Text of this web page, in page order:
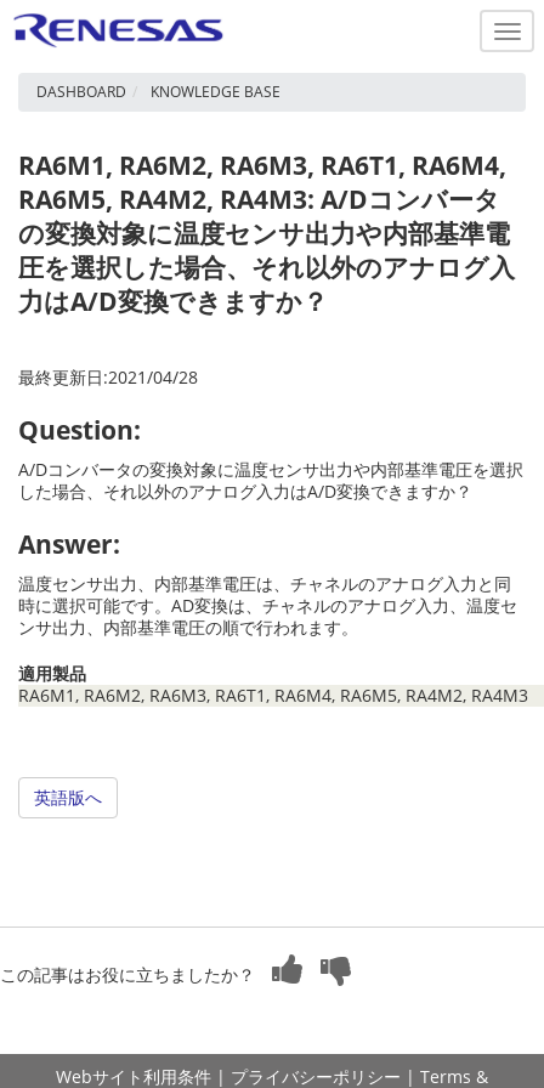
DASHBOARD KNOWLEDGE BASE
RA6M1, RA6M2, RA6M3, RA6T1, RA6M4,
RA6M5, RA4M2, RA4M3: A/Dコンバータ
の変換対象に温度センサ出力や内部基準電
圧を選択した場合、それ以外のアナログ入
力はA/D変換できますか？
最終更新日:2021/04/28
Question:
A/Dコンバータの変換対象に温度センサ出力や内部基準電圧を選択
した場合、それ以外のアナログ入力はA/D変換できますか？
Answer:
温度センサ出力、内部基準電圧は、チャネルのアナログ入力と同
時に選択可能です。AD変換は、チャネルのアナログ入力、温度セ
ンサ出力、内部基準電圧の順で行われます。
適用製品
RA6M1, RA6M2, RA6M3, RA6T1, RA6M4, RA6M5, RA4M2, RA4M3
英語版へ
この記事はお役に立ちましたか？
Webサイト利用条件 | プライバシーポリシー | Terms &